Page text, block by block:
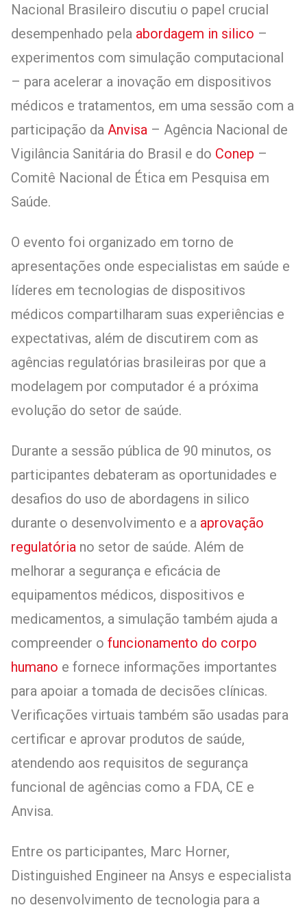
Nacional Brasileiro discutiu o papel crucial
desempenhado pela abordagem in silico –
experimentos com simulação computacional
– para acelerar a inovação em dispositivos
médicos e tratamentos, em uma sessão com a
participação da Anvisa – Agência Nacional de
Vigilância Sanitária do Brasil e do Conep –
Comitê Nacional de Ética em Pesquisa em
Saúde.
O evento foi organizado em torno de
apresentações onde especialistas em saúde e
líderes em tecnologias de dispositivos
médicos compartilharam suas experiências e
expectativas, além de discutirem com as
agências regulatórias brasileiras por que a
modelagem por computador é a próxima
evolução do setor de saúde.
Durante a sessão pública de 90 minutos, os
participantes debateram as oportunidades e
desafios do uso de abordagens in silico
durante o desenvolvimento e a aprovação
regulatória no setor de saúde. Além de
melhorar a segurança e eficácia de
equipamentos médicos, dispositivos e
medicamentos, a simulação também ajuda a
compreender o funcionamento do corpo
humano e fornece informações importantes
para apoiar a tomada de decisões clínicas.
Verificações virtuais também são usadas para
certificar e aprovar produtos de saúde,
atendendo aos requisitos de segurança
funcional de agências como a FDA, CE e
Anvisa.
Entre os participantes, Marc Horner,
Distinguished Engineer na Ansys e especialista
no desenvolvimento de tecnologia para a